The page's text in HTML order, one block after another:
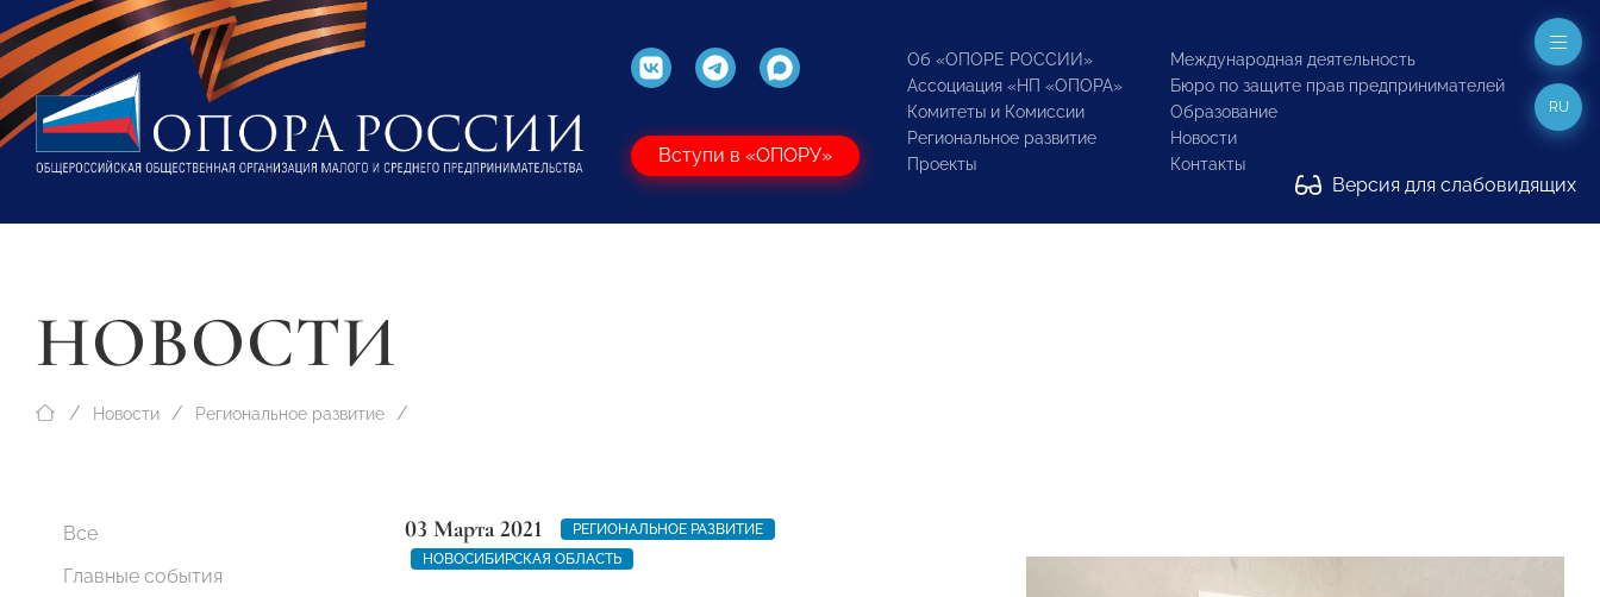
Вступи в «ОПОРУ»
Об «ОПОРЕ РОССИИ»
Ассоциация «НП «ОПОРА»
Комитеты и Комиссии
Региональное развитие
Проекты
Международная деятельность
Бюро по защите прав предпринимателей
Образование
Новости
Контакты
Версия для слабовидящих
RU
НОВОСТИ
Новости Региональное развитие
Все
Главные события
03 Марта 2021
РЕГИОНАЛЬНОЕ РАЗВИТИЕ
НОВОСИБИРСКАЯ ОБЛАСТЬ